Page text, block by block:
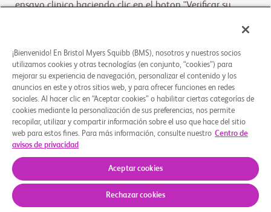
ensayo clinico haciendo clic en el boton "Verificar su
Verifique su elegibilidad
Descripción general
El propósito de este estudio es evaluar la seguridad, la
eficacia, los niveles del fármaco y los efectos del fármaco
Quiénes somos Aviso legal Política de privacidad
¡Bienvenido! En Bristol Myers Squibb (BMS), nosotros y nuestros socios
utilizamos cookies y otras tecnologías (en conjunto, “cookies”) para
mejorar su experiencia de navegación, personalizar el contenido y los
anuncios en este y otros sitios web, y para ofrecer funciones en redes
sociales. Al hacer clic en “Aceptar cookies” o habilitar ciertas categorías de
cookies mediante la personalización de sus preferencias, nos permite
recopilar, utilizar y compartir información sobre el uso que hace del sitio
web para estos fines. Para más información, consulte nuestro Centro de
avisos de privacidad
Aceptar cookies
Rechazar cookies